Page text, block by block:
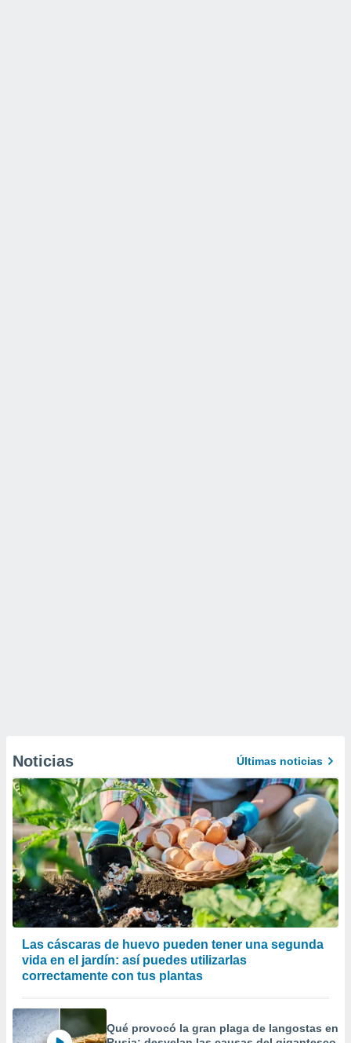
Noticias Últimas noticias
Las cáscaras de huevo pueden tener una segunda
vida en el jardín: así puedes utilizarlas
correctamente con tus plantas
Qué provocó la gran plaga de langostas en